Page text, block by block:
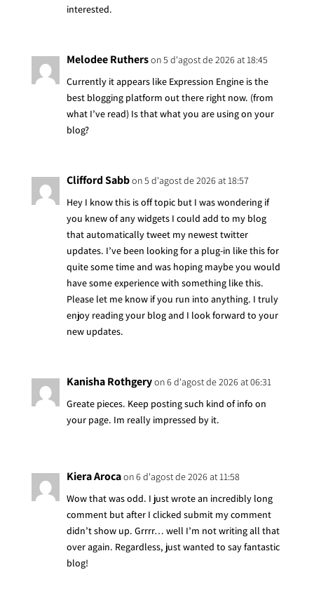
interested.
Melodee Rutherson 5 d'agost de 2026 at 18:45
Currently it appears like Expression Engine is the
best blogging platform out there right now. (from
what I’ve read) Is that what you are using on your
blog?
Clifford Sabbon 5 d'agost de 2026 at 18:57
Hey I know this is off topic but I was wondering if
you knew of any widgets I could add to my blog
that automatically tweet my newest twitter
updates. I’ve been looking for a plug-in like this for
quite some time and was hoping maybe you would
have some experience with something like this.
Please let me know if you run into anything. I truly
enjoy reading your blog and I look forward to your
new updates.
Kanisha Rothgeryon 6 d'agost de 2026 at 06:31
Greate pieces. Keep posting such kind of info on
your page. Im really impressed by it.
Kiera Arocaon 6 d'agost de 2026 at 11:58
Wow that was odd. I just wrote an incredibly long
comment but after I clicked submit my comment
didn’t show up. Grrrr… well I’m not writing all that
over again. Regardless, just wanted to say fantastic
blog!